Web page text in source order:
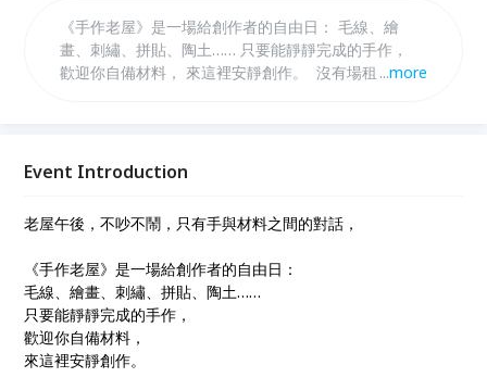
《手作老屋》是一場給創作者的自由日： 毛線、繪
畫、刺繡、拼貼、陶土…… 只要能靜靜完成的手作，
歡迎你自備材料， 來這裡安靜創作。 ​ 沒有場租、沒有
人、手作人、設計人， 或者單純想靜靜動手做點什麼
...more
Event Introduction
老屋午後，不吵不鬧，只有手與材料之間的對話，
《手作老屋》是一場給創作者的自由日：
毛線、繪畫、刺繡、拼貼、陶土……
只要能靜靜完成的手作，
歡迎你自備材料，
來這裡安靜創作。